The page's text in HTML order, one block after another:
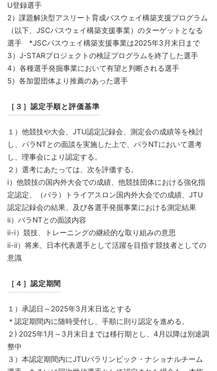
U登録選手
2）課題解決型アスリート育成パスウェイ構築支援プログラム
（以下、JSCパスウェイ構築支援事業）のターゲットとなる
選手 *JSCパスウェイ構築支援事業は2025年3月末日まで
3）J-STARプロジェクトの検証プログラムを終了した選手
4）各種選手発掘事業において有望と判断される選手
5）各加盟団体より推薦のあった選手
［３］認定手順と評価基準
１）他競技や大会、JTU認定記録会、測定会の成績等を検討
し、パラNTとの面談を実施した上で、パラNTにおいて選考
し、理事会により認定する。
２）選考にあたっては、次を評価する。
ⅰ）他競技の国内外大会での成績、他競技団体における強化指
定認定、（パラ）トライアスロン国内外大会での成績、JTU
認定記録会の結果、及び各選手発掘事業における測定結果
ⅱ）パラNTとの面談内容
ⅱ-ⅰ）競技、トレーニングの継続的な取り組みの意思
ⅱ-ⅱ）将来、日本代表選手として活躍を目指す競技者としての
意識
［４］認定期間
１）承認日～2025年3月末日迄とする
＊認定期間内に随時受付し、手順に則り認定を進める。
２) 2025年1月～3月末日までは移行期とし、4月以降は別途調
整中
３）本認定期間内にJTUパラリンピック・ナショナルチーム